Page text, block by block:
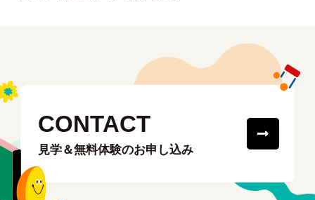
CONTACT
見学＆無料体験のお申し込み